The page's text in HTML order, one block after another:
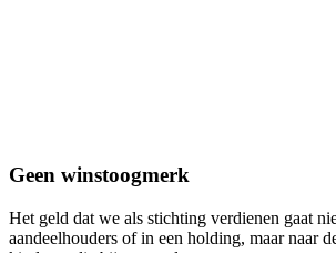
Geen winstoogmerk
Het geld dat we als stichting verdienen gaat
aandeelhouders of in een holding, maar naar